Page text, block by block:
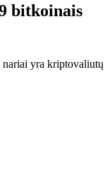
bitkoinais
yra